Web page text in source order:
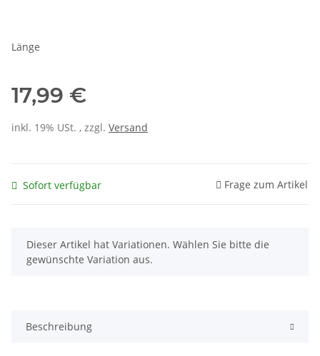
Länge
17,99 €
inkl. 19% USt. , zzgl. Versand
Sofort verfügbar Frage zum Artikel
x
Dieser Artikel hat Variationen. Wählen Sie bitte die
gewünschte Variation aus.
Beschreibung